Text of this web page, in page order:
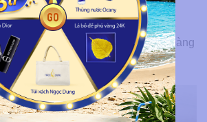
protein, collagen.
tocopherol trong chúng bảo vệ màng
oxy hóa lipid.